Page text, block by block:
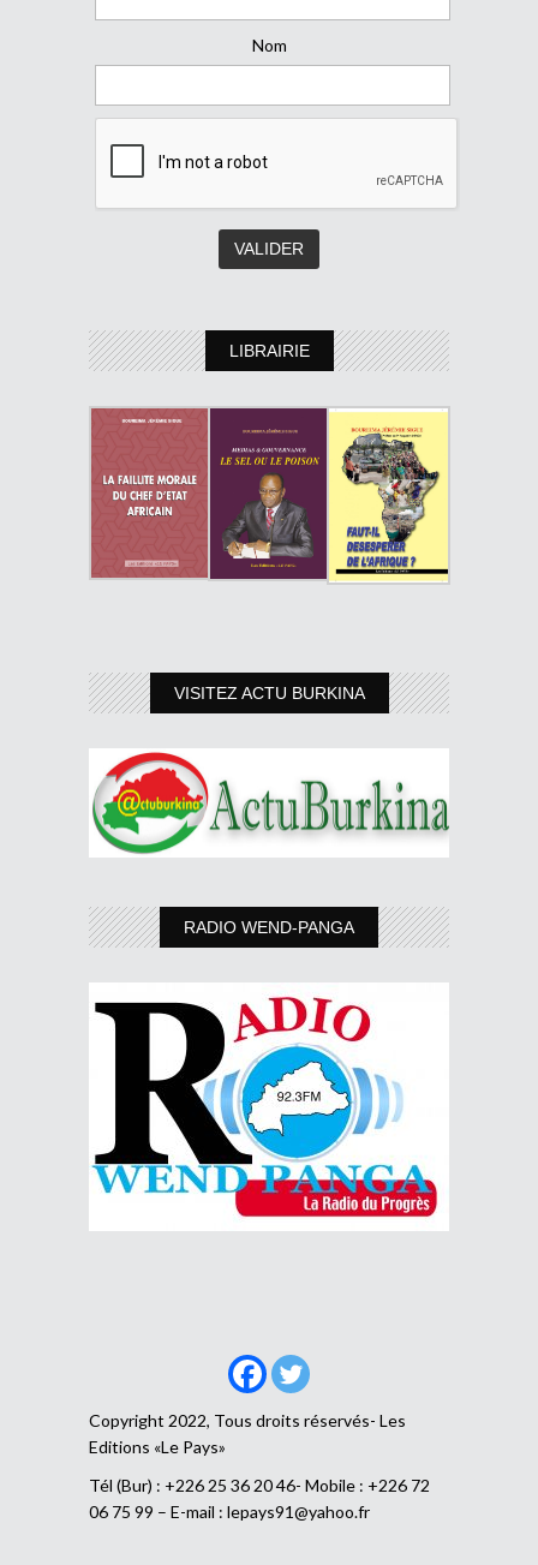
Nom
LIBRAIRIE
VISITEZ ACTU BURKINA
RADIO WEND-PANGA
Copyright 2022, Tous droits réservés- Les
Editions «Le Pays»
Tél (Bur) : +226 25 36 20 46- Mobile : +226 72
06 75 99 – E-mail : lepays91@yahoo.fr